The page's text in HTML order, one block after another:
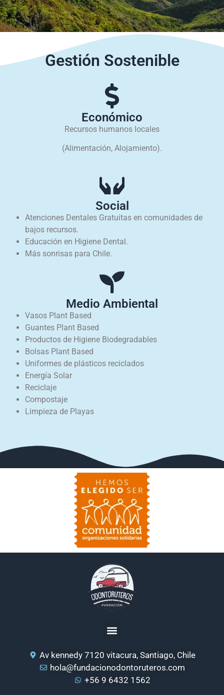
Gestión Sostenible
Económico
Recursos humanos locales
(Alimentación, Alojamiento).
Social
Atenciones Dentales Gratuitas en comunidades de
bajos recursos.
Educación en Higiene Dental.
Más sonrisas para Chile.
Medio Ambiental
Vasos Plant Based
Guantes Plant Based
Productos de Higiene Biodegradables
Bolsas Plant Based
Uniformes de plásticos reciclados
Energía Solar
Reciclaje
Compostaje
Limpieza de Playas
Av kennedy 7120 vitacura, Santiago, Chile
hola@fundacionodontoruteros.com
+56 9 6432 1562